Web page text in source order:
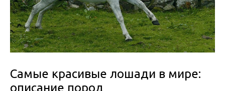
Самые красивые лошади в мире:
описание пород